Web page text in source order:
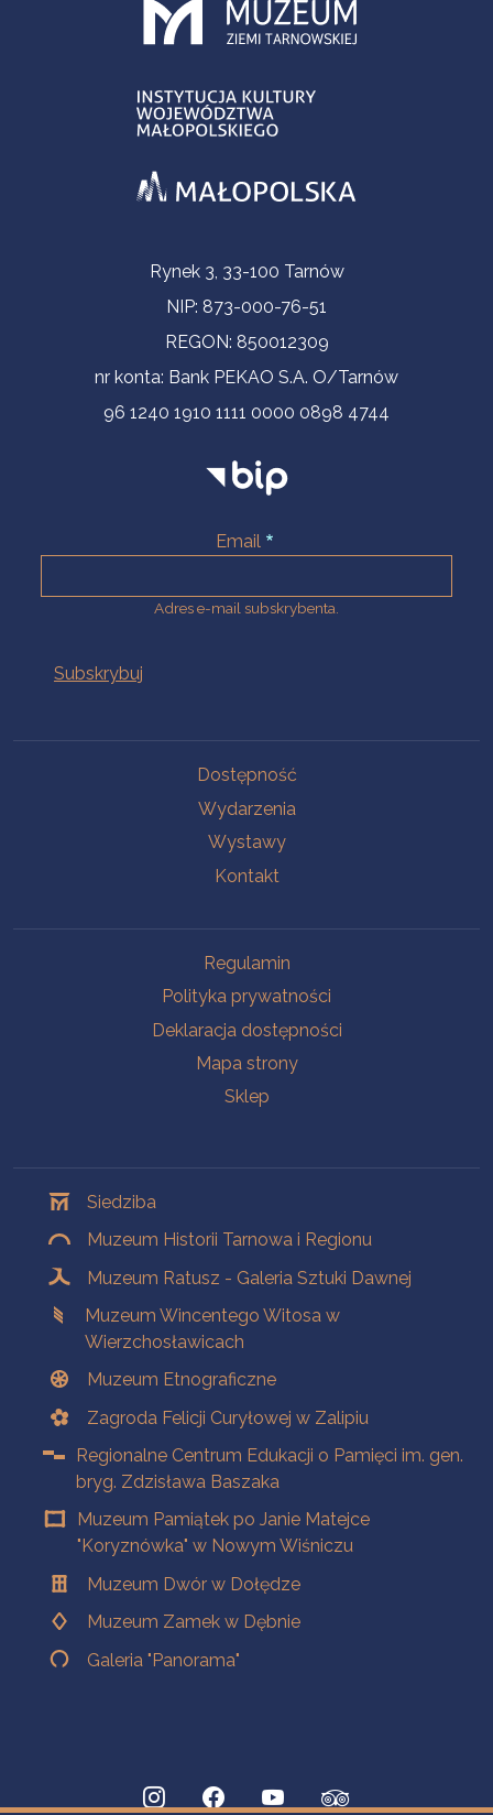
Informacje kontaktoweRynek 3, 33-100 Tarnów
NIP: 873-000-76-51
REGON: 850012309
nr konta: Bank PEKAO S.A. O/Tarnów
96 1240 1910 1111 0000 0898 4744
Email
Adres e-mail subskrybenta.
Dostępność
Wydarzenia
Wystawy
Kontakt
Regulamin
Polityka prywatności
Deklaracja dostępności
Mapa strony
Sklep
Siedziba
Muzeum Historii Tarnowa i Regionu
Muzeum Ratusz - Galeria Sztuki Dawnej
Muzeum Wincentego Witosa w
Wierzchosławicach
Muzeum Etnograficzne
Zagroda Felicji Curyłowej w Zalipiu
Regionalne Centrum Edukacji o Pamięci im. gen.
bryg. Zdzisława Baszaka
Muzeum Pamiątek po Janie Matejce
"Koryznówka" w Nowym Wiśniczu
Muzeum Dwór w Dołędze
Muzeum Zamek w Dębnie
Galeria "Panorama"